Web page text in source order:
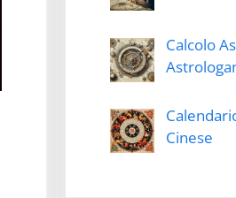
Calcolo
Cinese